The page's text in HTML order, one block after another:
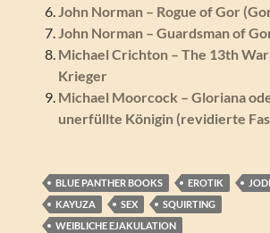
John Norman – Rogue of Gor
John Norman – Guardsman of
Michael Crichton – The 13th
Krieger
Michael Moorcock – Gloriana
unerfüllte Königin (revidierte
BLUE PANTHER BOOKS EROTIK
KAYUZA
SEX
SQUIRTING
WEIBLICHE EJAKULATION